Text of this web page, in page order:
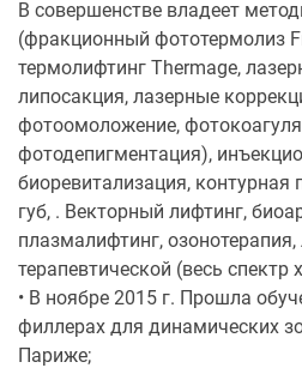
В совершенстве владеет
(фракционный фототермолиз
термолифтинг Thermage,
липосакция, лазерные
фотоомоложение,
фотодепигментация),
биоревитализация, контурная
губ, . Векторный лифтинг,
плазмалифтинг,
терапевтической (весь спектр
• В ноябре 2015 г. Прошла
филлерах для динамических
Париже;